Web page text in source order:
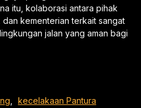
itu, kolaborasi antara pihak
kementerian terkait sangat
jalan yang aman bagi
kecelakaan Pantura